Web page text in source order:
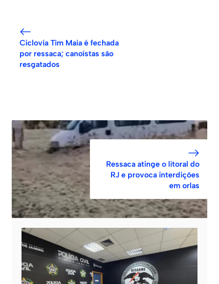
Ciclovia Tim Maia é fechada
por ressaca; canoístas são
resgatados
Ressaca atinge o litoral do
RJ e provoca interdições
em orlas